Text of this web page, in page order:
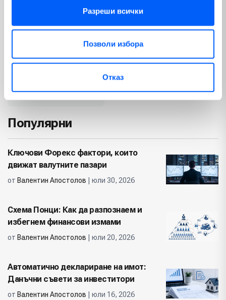
Разреши всички
Позволи избора
Отказ
(280) Emerging Markets
Изкуствен интелект
Геополитика Политика
Недвижими имоти
Популярни
Ключови Форекс фактори, които
движат валутните пазари
от Валентин Апостолов | юли 30, 2026
Схема Понци: Как да разпознаем и
избегнем финансови измами
от Валентин Апостолов | юли 20, 2026
Автоматично деклариране на имот:
Данъчни съвети за инвеститори
от Валентин Апостолов | юли 16, 2026